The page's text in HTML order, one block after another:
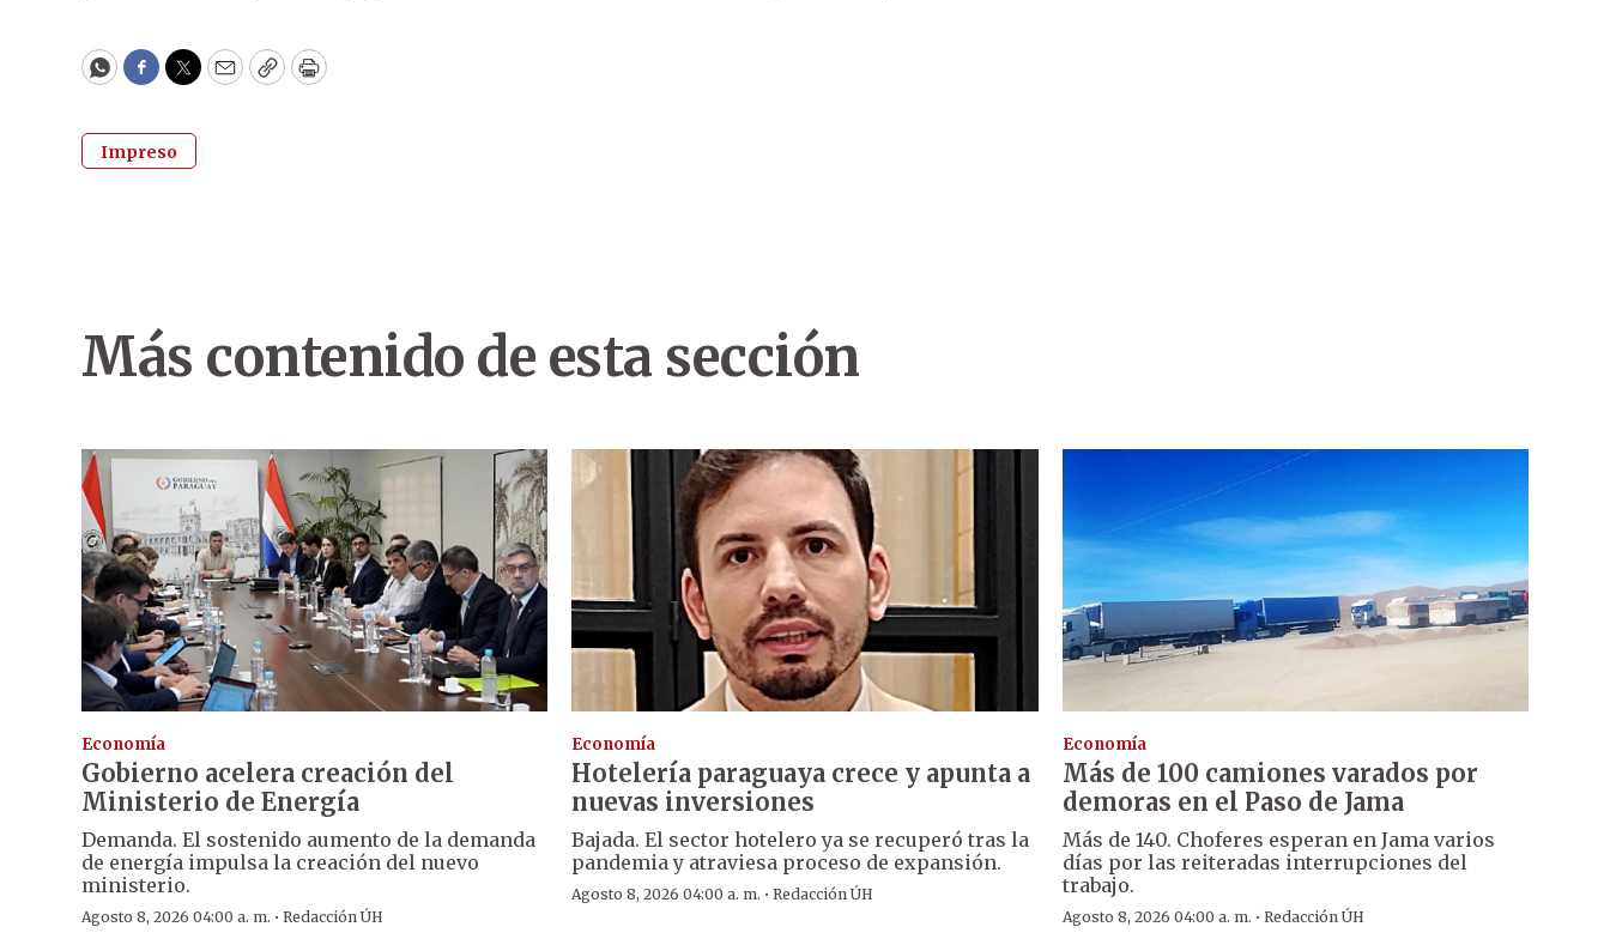
WhatsApp
Facebook
Twitter
EmailCopyPrint
Impreso
Más contenido de esta sección
Economía
Gobierno acelera creación del
Ministerio de Energía
Demanda. El sostenido aumento de la demanda
de energía impulsa la creación del nuevo
ministerio.
Agosto 8, 2026 04:00 a. m. · Redacción ÚH
Economía
Hotelería paraguaya crece y apunta a
nuevas inversiones
Bajada. El sector hotelero ya se recuperó tras la
pandemia y atraviesa proceso de expansión.
Agosto 8, 2026 04:00 a. m. ·Redacción ÚH
Economía
Más de 100 camiones varados por
demoras en el Paso de Jama
Más de 140. Choferes esperan en Jama varios
días por las reiteradas interrupciones del
trabajo.
Agosto 8, 2026 04:00 a. m. · Redacción ÚH